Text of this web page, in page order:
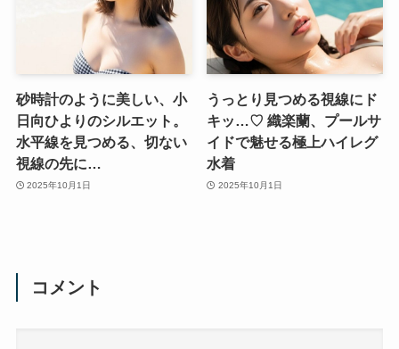
砂時計のように美しい、小
日向ひよりのシルエット。
水平線を見つめる、切ない
視線の先に…
2025年10月1日
うっとり見つめる視線にド
キッ…♡ 織楽蘭、プールサ
イドで魅せる極上ハイレグ
水着
2025年10月1日
コメント